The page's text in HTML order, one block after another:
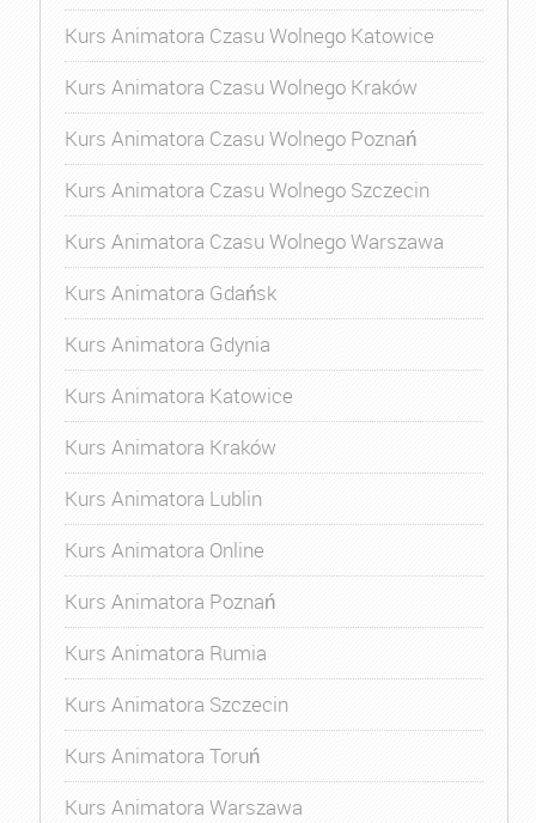
Kurs Animatora Czasu Wolnego Katowice
Kurs Animatora Czasu Wolnego Kraków
Kurs Animatora Czasu Wolnego Poznań
Kurs Animatora Czasu Wolnego Szczecin
Kurs Animatora Czasu Wolnego Warszawa
Kurs Animatora Gdańsk
Kurs Animatora Gdynia
Kurs Animatora Katowice
Kurs Animatora Kraków
Kurs Animatora Lublin
Kurs Animatora Online
Kurs Animatora Poznań
Kurs Animatora Rumia
Kurs Animatora Szczecin
Kurs Animatora Toruń
Kurs Animatora Warszawa